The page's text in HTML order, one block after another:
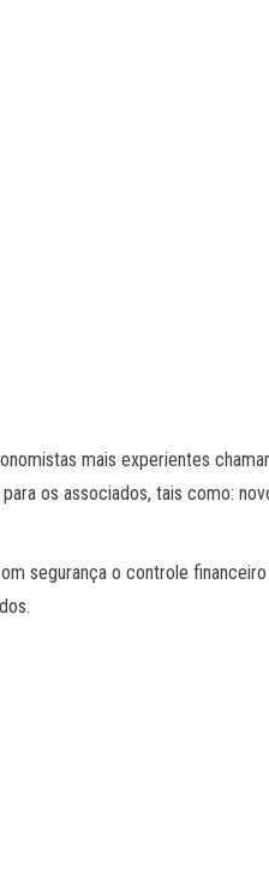
mais experientes
os associados, tais como:
segurança o controle